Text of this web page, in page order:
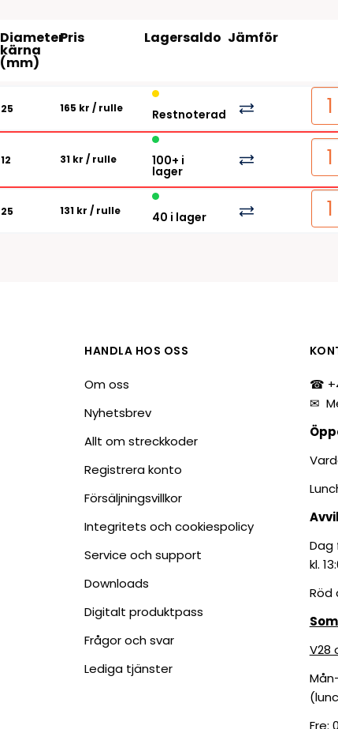
Diameter
kärna
(mm)
Pris Lagersaldo Jämför
25 165 kr / rulle Restnoterad
12 31 kr / rulle 100+ i
lager
25 131 kr / rulle 40 i lager
HANDLA HOS OSS
Om oss
Nyhetsbrev
Allt om streckkoder
Registrera konto
Försäljningsvillkor
Integritets och cookiespolicy
Service och support
Downloads
Digitalt produktpass
Frågor och svar
Lediga tjänster
☎
✉
Dag
kl.
Röd
V28
Fre: